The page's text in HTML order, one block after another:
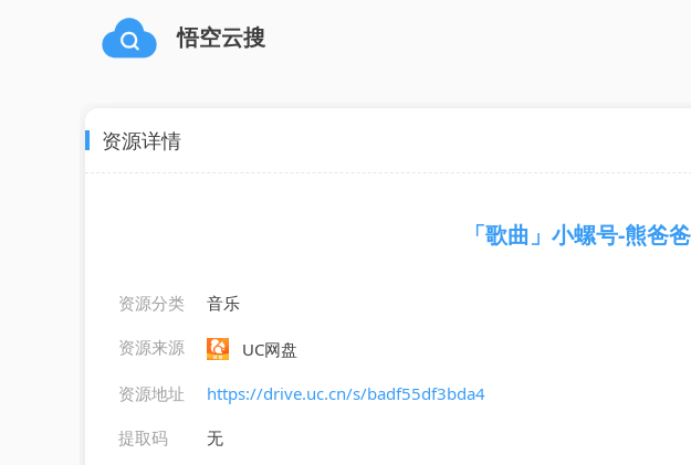
悟空云搜
资源详情
「歌曲」小螺号-熊爸爸
资源分类
音乐
资源来源
UC网盘
资源地址
https://drive.uc.cn/s/badf55df3bda4
提取码
无